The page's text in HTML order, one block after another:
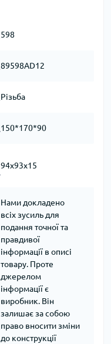
598
89598AD12
Різьба
150*170*90
94х93х15
Нами докладено
всіх зусиль для
подання точної та
правдивої
інформації в описі
товару. Проте
джерелом
інформації є
виробник. Він
залишає за собою
право вносити зміни
до конструкції